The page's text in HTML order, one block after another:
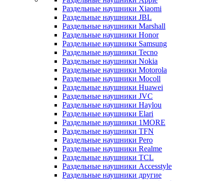
Раздельные наушники Xiaomi
Раздельные наушники JBL
Раздельные наушники Marshall
Раздельные наушники Honor
Раздельные наушники Samsung
Раздельные наушники Tecno
Раздельные наушники Nokia
Раздельные наушники Motorola
Раздельные наушники Mocoll
Раздельные наушники Huawei
Раздельные наушники JVC
Раздельные наушники Haylou
Раздельные наушники Elari
Раздельные наушники 1MORE
Раздельные наушники TFN
Раздельные наушники Pero
Раздельные наушники Realme
Раздельные наушники TCL
Раздельные наушники Accesstyle
Раздельные наушники другие